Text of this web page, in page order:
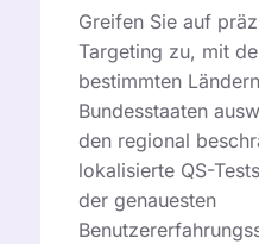
Greifen Sie auf
Targeting zu, mit
bestimmten
Bundesstaaten
den regional
lokalisierte QS-
der genauesten